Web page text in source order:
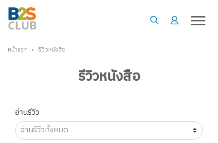
หน้าแรก • รีวิวหนังสือ
รีวิวหนังสือ
อ่านรีวิว